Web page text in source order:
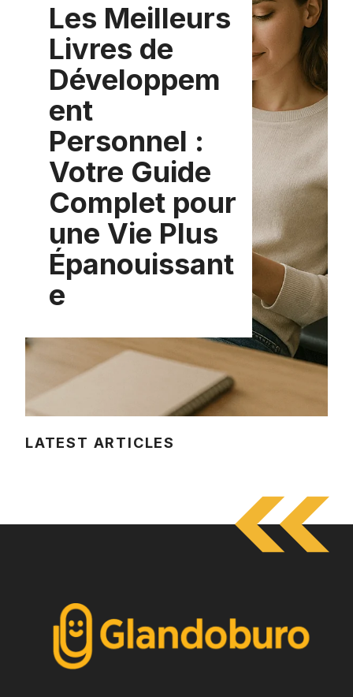
Les Meilleurs
Livres de
Développem
ent
Personnel :
Votre Guide
Complet pour
une Vie Plus
Épanouissant
e
LATEST ARTICLES